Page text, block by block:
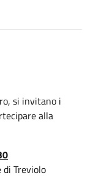
si invitano i
alla
di Treviolo